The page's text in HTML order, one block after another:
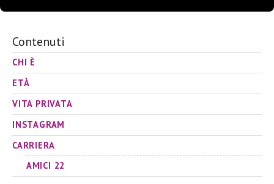
Contenuti
CHI È
ETÀ
VITA PRIVATA
INSTAGRAM
CARRIERA
AMICI 22